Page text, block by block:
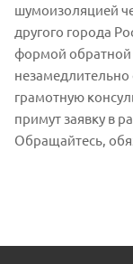
шумоизоляцией
другого города
формой обратной
незамедлительно
грамотную
примут заявку в
Обращайтесь,